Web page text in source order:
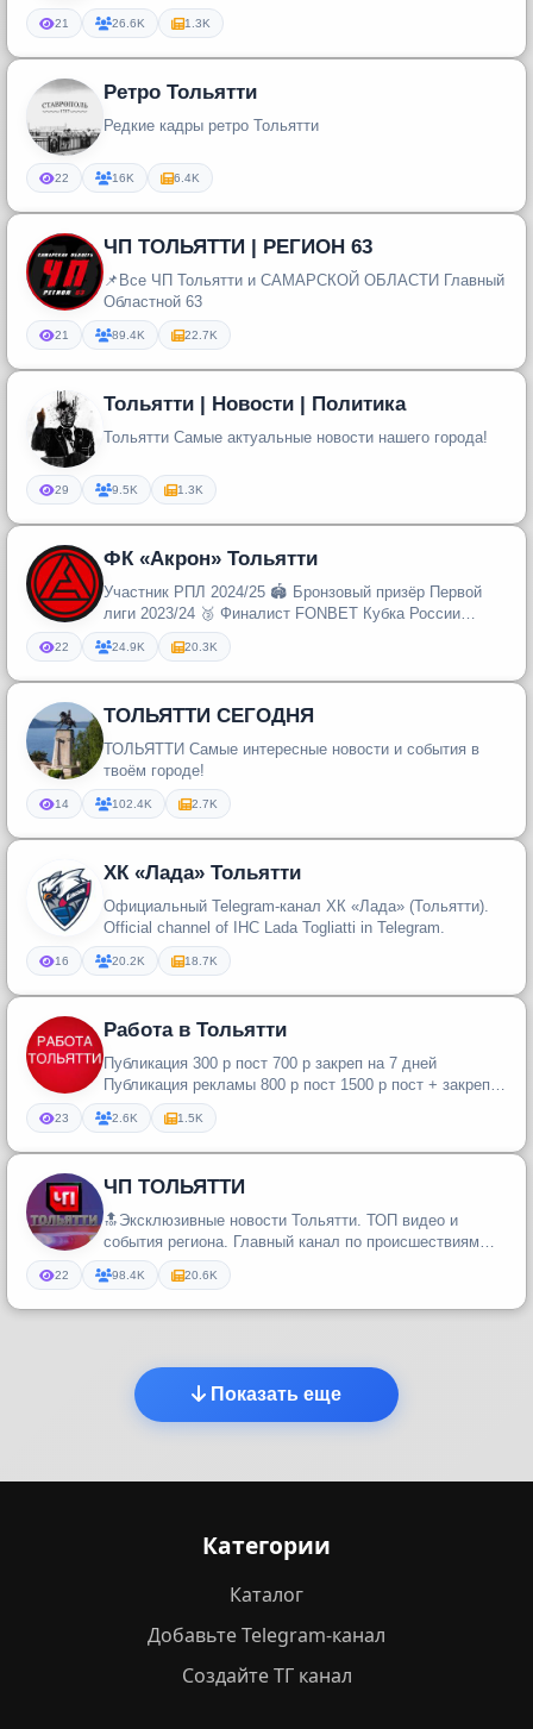
21 26.6K 1.3K
Ретро Тольятти
Редкие кадры ретро Тольятти
22 16K 6.4K
ЧП ТОЛЬЯТТИ | РЕГИОН 63
📌Все ЧП Тольятти и САМАРСКОЙ ОБЛАСТИ Главный
Областной 63
21 89.4K 22.7K
Тольятти | Новости | Политика
Тольятти Самые актуальные новости нашего города!
29 9.5K 1.3K
ФК «Акрон» Тольятти
Участник РПЛ 2024/25 🏟 Бронзовый призёр Первой
лиги 2023/24 🥉 Финалист FONBET Кубка России
2022/23 🏆
22 24.9K 20.3K
ТОЛЬЯТТИ СЕГОДНЯ
ТОЛЬЯТТИ Самые интересные новости и события в
твоём городе!
14 102.4K 2.7K
ХК «Лада» Тольятти
Официальный Telegram-канал ХК «Лада» (Тольятти).
Official channel of IHC Lada Togliatti in Telegram.
16 20.2K 18.7K
Работа в Тольятти
Публикация 300 р пост 700 р закреп на 7 дней
Публикация рекламы 800 р пост 1500 р пост + закреп
на 7 дней
23 2.6K 1.5K
ЧП ТОЛЬЯТТИ
🔝Эксклюзивные новости Тольятти. ТОП видео и
события региона. Главный канал по происшествиям
города
22 98.4K 20.6K
Показать еще
Категории
Каталог
Добавьте Telegram-канал
Создайте ТГ канал